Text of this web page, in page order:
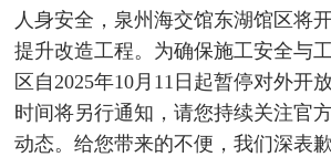
人身安全，泉州海交馆东湖馆区将
提升改造工程。为确保施工安全与
区自2025年10月11日起暂停对外开
时间将另行通知，请您持续关注官
动态。给您带来的不便，我们深表